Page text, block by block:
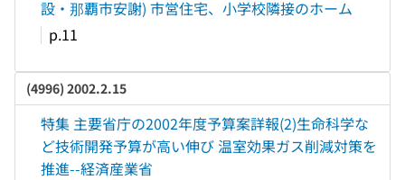
設・那覇市安謝) 市営住宅、小学校隣接のホーム
p.11
(4996) 2002.2.15
特集 主要省庁の2002年度予算案詳報(2)生命科学な
ど技術開発予算が高い伸び 温室効果ガス削減対策を
推進--経済産業省